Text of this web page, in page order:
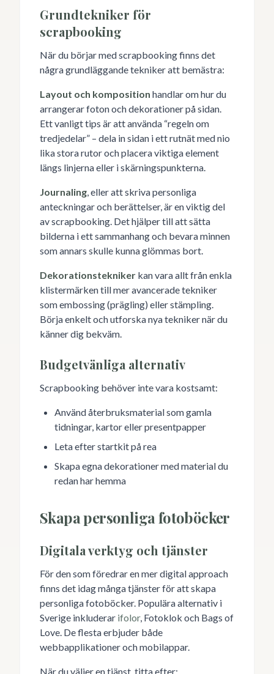
Grundtekniker för
scrapbooking
När du börjar med scrapbooking finns det
några grundläggande tekniker att bemästra:
Layout och komposition handlar om hur du
arrangerar foton och dekorationer på sidan.
Ett vanligt tips är att använda “regeln om
tredjedelar” – dela in sidan i ett rutnät med nio
lika stora rutor och placera viktiga element
längs linjerna eller i skärningspunkterna.
Journaling, eller att skriva personliga
anteckningar och berättelser, är en viktig del
av scrapbooking. Det hjälper till att sätta
bilderna i ett sammanhang och bevara minnen
som annars skulle kunna glömmas bort.
Dekorationstekniker kan vara allt från enkla
klistermärken till mer avancerade tekniker
som embossing (prägling) eller stämpling.
Börja enkelt och utforska nya tekniker när du
känner dig bekväm.
Budgetvänliga alternativ
Scrapbooking behöver inte vara kostsamt:
Använd återbruksmaterial som gamla
tidningar, kartor eller presentpapper
Leta efter startkit på rea
Skapa egna dekorationer med material du
redan har hemma
Skapa personliga fotoböcker
Digitala verktyg och tjänster
För den som föredrar en mer digital approach
finns det idag många tjänster för att skapa
personliga fotoböcker. Populära alternativ i
Sverige inkluderar ifolor, Fotoklok och Bags of
Love. De flesta erbjuder både
webbapplikationer och mobilappar.
När du väljer en tjänst, titta efter: